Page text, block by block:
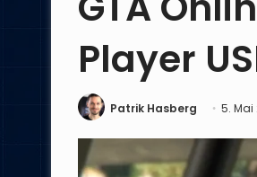
Player
Patrik Hasberg 5. Mai